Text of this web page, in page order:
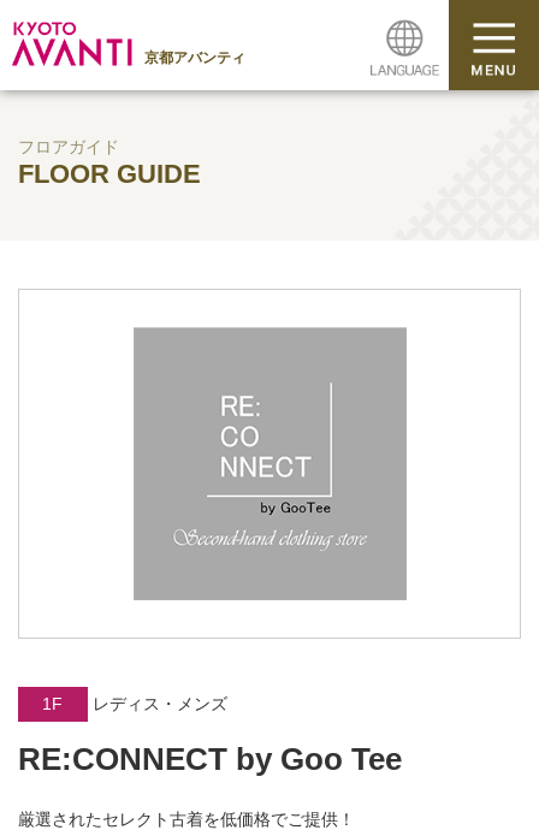
京都アバンティ
フロアガイド
FLOOR GUIDE
1F レディス・メンズ
RE:CONNECT by Goo Tee
厳選されたセレクト古着を低価格でご提供！